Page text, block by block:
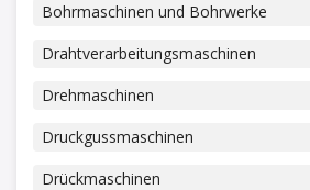
Bohrmaschinen und Bohrwerke
Drahtverarbeitungsmaschinen
Drehmaschinen
Druckgussmaschinen
Drückmaschinen